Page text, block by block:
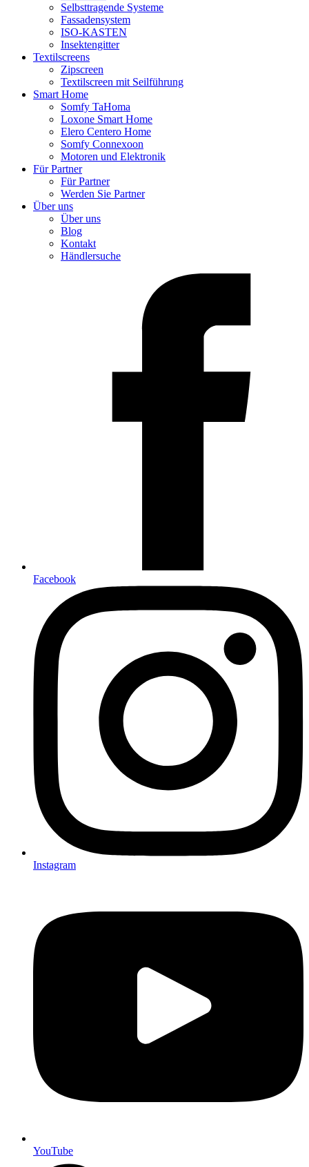
Selbsttragende Systeme
Fassadensystem
ISO-KASTEN
Insektengitter
Textilscreens
Zipscreen
Textilscreen mit Seilführung
Smart Home
Somfy TaHoma
Loxone Smart Home
Elero Centero Home
Somfy Connexoon
Motoren und Elektronik
Für Partner
Für Partner
Werden Sie Partner
Über uns
Über uns
Blog
Kontakt
Händlersuche
Facebook
Instagram
YouTube